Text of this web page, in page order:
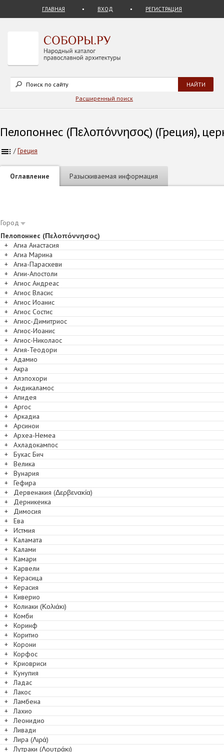
ГЛАВНАЯ ВХОД РЕГИСТРАЦИЯ
Расширенный поиск
Пелопоннес (Πελοπόννησος) (Греция),
/Греция
Оглавление Разыскиваемая информация
Город
Пелопоннес (Πελοπόννησος)
+
Агиа Анастасия
+
Агиа Марина
+
Агиа-Параскеви
+
Агии-Апостоли
+
Агиос Андреас
+
Агиос Власис
+
Агиос Иоанис
+
Агиос Состис
+
Агиос-Димитриос
+
Агиос-Иоанис
+
Агиос-Николаос
+
Агия-Теодори
+
Адамио
+
Акра
+
Алэпохори
+
Андикаламос
+
Апидея
+
Аргос
+
Аркадиа
+
Арсинои
+
Археа-Немеа
+
Ахладокампос
+
Букас Бич
+
Велика
+
Вунария
+
Гефира
+
Дервенакия (Δερβενακία)
+
Дерникеика
+
Димосия
+
Ева
+
Истмия
+
Каламата
+
Калами
+
Камари
+
Карвели
+
Керасица
+
Керасия
+
Киверио
+
Колиаки (Κολιάκι)
+
Комби
+
Коринф
+
Коритио
+
Корони
+
Корфос
+
Криовриси
+
Кунупия
+
Ладас
+
Лакос
+
Ламбена
+
Лахио
+
Леонидио
+
Ливади
+
Лира (Λιρά)
+
Лутраки (Λουτράκι)